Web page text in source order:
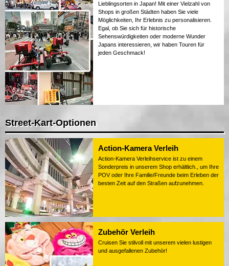
Lieblingsorten in Japan! Mit einer Vielzahl von
Shops in großen Städten haben Sie viele
Möglichkeiten, Ihr Erlebnis zu personalisieren.
Egal, ob Sie sich für historische
Sehenswürdigkeiten oder moderne Wunder
Japans interessieren, wir haben Touren für
jeden Geschmack!
Street-Kart-Optionen
Action-Kamera Verleih
Action-Kamera Verleihservice ist zu einem
Sonderpreis in unserem Shop erhältlich., um Ihre
POV oder Ihre Familie/Freunde beim Erleben der
besten Zeit auf den Straßen aufzunehmen.
Zubehör Verleih
Cruisen Sie stilvoll mit unserem vielen lustigen
und ausgefallenen Zubehör!